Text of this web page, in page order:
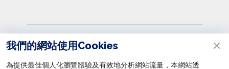
私隱政策
我們的網站使用Cookies
為提供最佳個人化瀏覽體驗及有效地分析網站流量，本網站透